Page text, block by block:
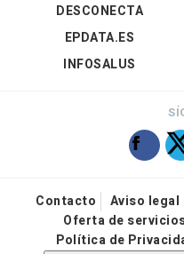
DESCONECTA
EPDATA.ES
INFOSALUS
Contacto Aviso legal
Oferta de
Política de